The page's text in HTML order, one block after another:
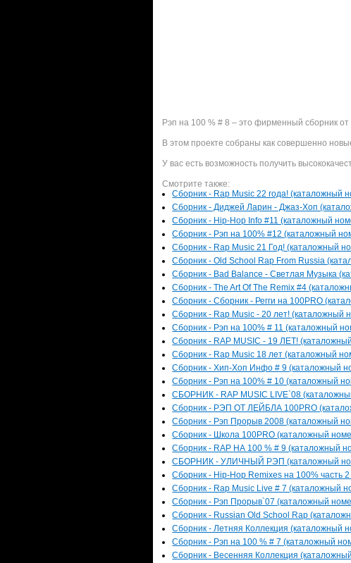
Рэп на 100 % # 8 – это фирменный сборник
В этом проекте собраны как совершенно
У вас есть возможность получить
Смотрите также:
Сборник - Rap Music 22 года! (каталожный
Сборник - Диджей Ларин - Джаз-Хоп
Сборник - Hip-Hop Info #11 (каталожный
Сборник - Рэп на 100% #12 (каталожный
Сборник - Rap Music 21 Год! (каталожный
Сборник - Old School Rap From Russia
Сборник - Bad Balance - Светлая Музыка
Сборник - The Art Of The Remix #4
Сборник - Сборник - Регги на 100PRO
Сборник - Rap Music - 20 лет! (каталожный
Сборник - Рэп на 100% # 11 (каталожный
Сборник - RAP MUSIC - 19 ЛЕТ!
Сборник - Rap Music 18 лет (каталожный
Сборник - Хип-Хоп Инфо # 9 (каталожный
Сборник - Рэп на 100% # 10 (каталожный
СБОРНИК - RAP MUSIC LIVE`08
Сборник - РЭП ОТ ЛЕЙБЛА 100PRO
Сборник - Рэп Прорыв 2008 (каталожный
Сборник - Школа 100PRO (каталожный
Сборник - RAP НА 100 % # 9 (каталожный
СБОРНИК - УЛИЧНЫЙ РЭП (каталожный
Сборник - Hip-Hop Remixes на 100% часть
Сборник - Rap Music Live # 7 (каталожный
Сборник - Рэп Прорыв`07 (каталожный
Сборник - Russian Old School Rap
Сборник - Летняя Коллекция (каталожный
Сборник - Рэп на 100 % # 7 (каталожный
Сборник - Весенняя Коллекция